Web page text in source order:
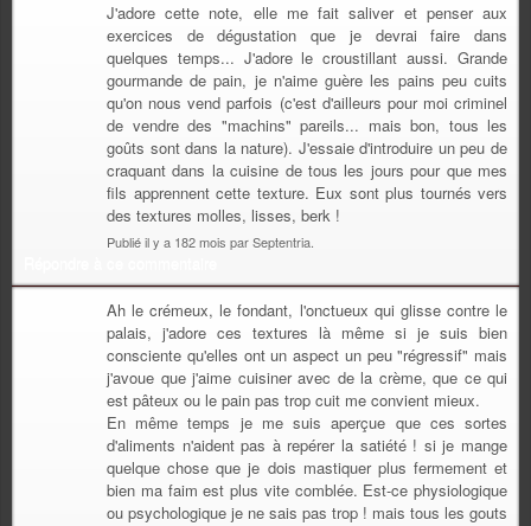
J'adore cette note, elle me fait saliver et penser aux
exercices de dégustation que je devrai faire dans
quelques temps... J'adore le croustillant aussi. Grande
gourmande de pain, je n'aime guère les pains peu cuits
qu'on nous vend parfois (c'est d'ailleurs pour moi criminel
de vendre des "machins" pareils... mais bon, tous les
goûts sont dans la nature). J'essaie d'introduire un peu de
craquant dans la cuisine de tous les jours pour que mes
fils apprennent cette texture. Eux sont plus tournés vers
des textures molles, lisses, berk !
Publié il y a 182 mois par Septentria.
Ah le crémeux, le fondant, l'onctueux qui glisse contre le
palais, j'adore ces textures là même si je suis bien
consciente qu'elles ont un aspect un peu "régressif" mais
j'avoue que j'aime cuisiner avec de la crème, que ce qui
est pâteux ou le pain pas trop cuit me convient mieux.
En même temps je me suis aperçue que ces sortes
d'aliments n'aident pas à repérer la satiété ! si je mange
quelque chose que je dois mastiquer plus fermement et
bien ma faim est plus vite comblée. Est-ce physiologique
ou psychologique je ne sais pas trop ! mais tous les gouts